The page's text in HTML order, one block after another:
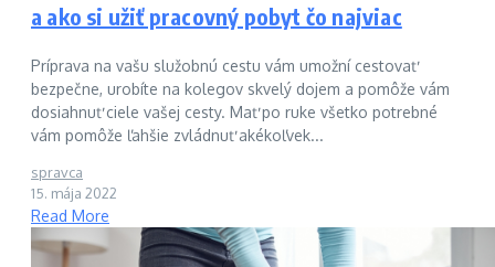
a ako si užiť pracovný pobyt čo najviac
Príprava na vašu služobnú cestu vám umožní cestovať
bezpečne, urobíte na kolegov skvelý dojem a pomôže vám
dosiahnuť ciele vašej cesty. Mať po ruke všetko potrebné
vám pomôže ľahšie zvládnuť akékoľvek...
spravca
15. mája 2022
Read More